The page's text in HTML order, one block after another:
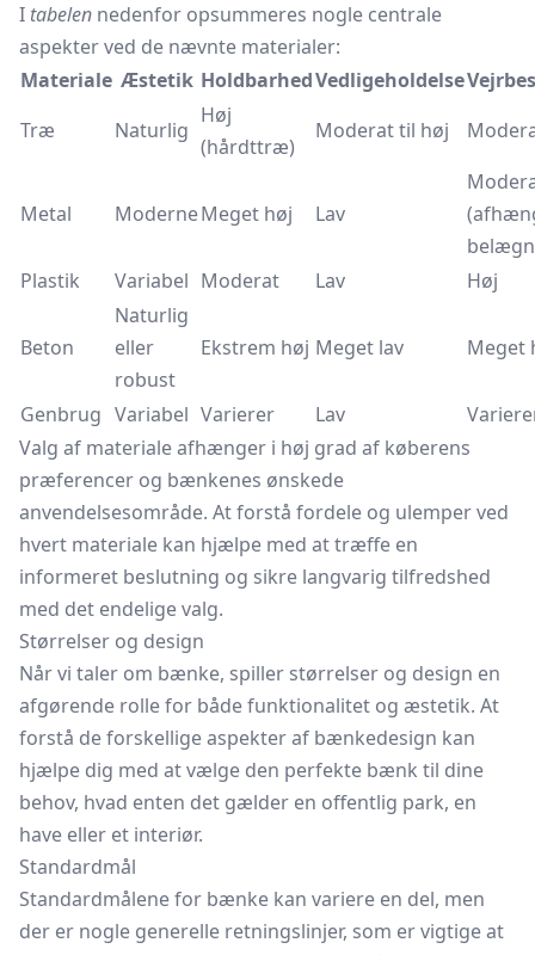
I tabelen nedenfor opsummeres nogle centrale
aspekter ved de nævnte materialer:
Materiale Æstetik HoldbarhedVedligeholdelse
Træ
Naturlig
Høj
(hårdttræ)
Moderat til høj
Metal ModerneMeget høj Lav
Plastik
Variabel Moderat Lav Høj
Beton
Naturlig
eller
robust
Ekstrem høj Meget lav Meget
Genbrug Variabel Varierer Lav
Valg af materiale afhænger i høj grad af køberens
præferencer og bænkenes ønskede
anvendelsesområde. At forstå fordele og ulemper ved
hvert materiale kan hjælpe med at træffe en
informeret beslutning og sikre langvarig tilfredshed
med det endelige valg.
Størrelser og design
Når vi taler om bænke, spiller størrelser og design en
afgørende rolle for både funktionalitet og æstetik. At
forstå de forskellige aspekter af bænkedesign kan
hjælpe dig med at vælge den perfekte bænk til dine
behov, hvad enten det gælder en offentlig park, en
have eller et interiør.
Standardmål
Standardmålene for bænke kan variere en del, men
der er nogle generelle retningslinjer, som er vigtige at